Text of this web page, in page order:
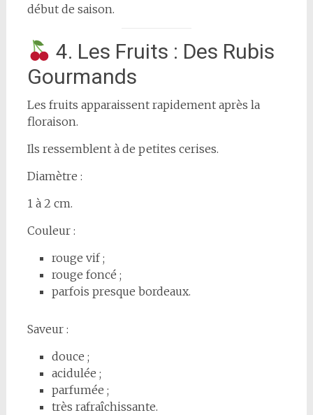
début de saison.
4. Les Fruits : Des Rubis
Gourmands
Les fruits apparaissent rapidement après la
floraison.
Ils ressemblent à de petites cerises.
Diamètre :
1 à 2 cm.
Couleur :
rouge vif ;
rouge foncé ;
parfois presque bordeaux.
Saveur :
douce ;
acidulée ;
parfumée ;
très rafraîchissante.